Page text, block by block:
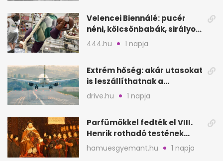
Velencei Biennálé: pucér
néni, kölcsönbabák, sirályok,
és kész a családi program
444.hu 1 napja
Extrém hőség: akár utasokat
is leszállíthatnak a
repülőgépről
drive.hu 1 napja
Parfümökkel fedték el VIII.
Henrik rothadó testének
szagát
hamuesgyemant.hu 1 napja